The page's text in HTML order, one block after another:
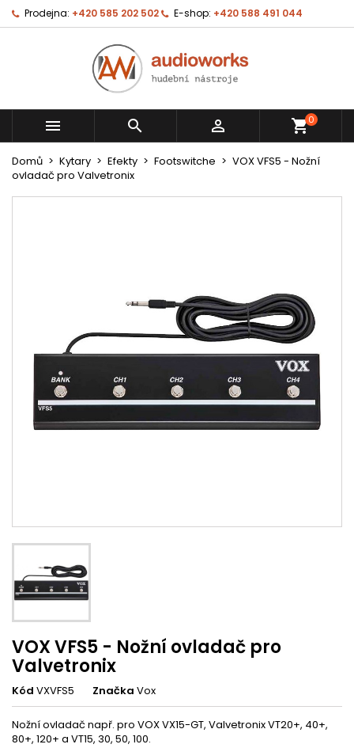
Prodejna: +420 585 202 502 E-shop: +420 588 491 044
   shopping_cart0
Domů Kytary Efekty Footswitche
VOX VFS5 - Nožní
ovladač pro Valvetronix
VOX VFS5 - Nožní ovladač pro
Valvetronix
Kód VXVFS5 Značka Vox
Nožní ovladač např. pro VOX VX15-GT, Valvetronix VT20+, 40+,
80+, 120+ a VT15, 30, 50, 100.